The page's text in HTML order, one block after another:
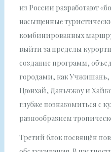
из России разработают
насыщенные
комбинированных
выйти за пределы
создание программ,
городами, как
Цюнхай, Даньчжоу и
глубже познакомиться с
разнообразием
Третий блок посвящён